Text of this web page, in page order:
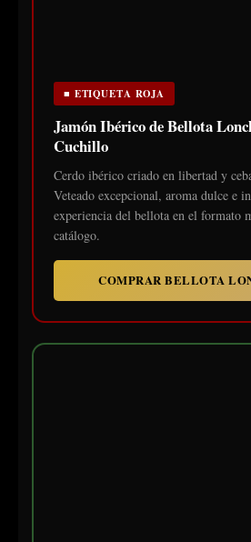
■ ETIQUETA ROJA
Jamón Ibérico de Bellota
Cuchillo
Cerdo ibérico criado en libertad y
Veteado excepcional, aroma dulce e
experiencia del bellota en el formato
catálogo.
COMPRAR BELLOTA